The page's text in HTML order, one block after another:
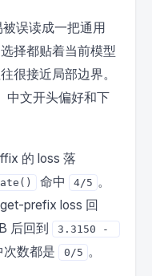
误读成一把通用
择都贴着当前模型
很接近局部边界。
中文开头偏好和下
的 loss 落
命中 4/5 。
prefix loss 回
后回到
3.3150 -
次数都是 0/5 。